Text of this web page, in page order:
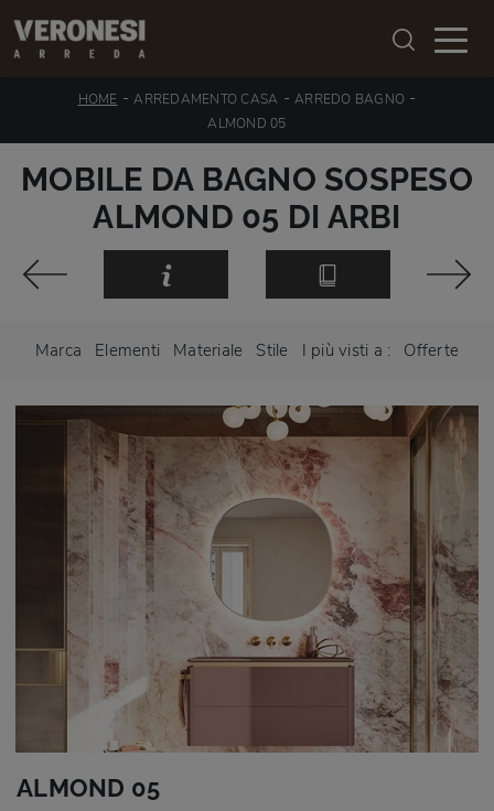
HOME -ARREDAMENTO CASA - ARREDO BAGNO -
ALMOND 05
MOBILE DA BAGNO SOSPESO
ALMOND 05 DI ARBI
Marca Elementi Materiale Stile I più visti a : Offerte
ALMOND 05